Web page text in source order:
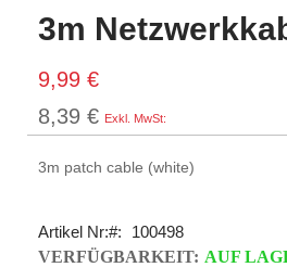
3m
9,99 €
8,39 €
3m patch cable (white)
Artikel Nr:
100498
VERFÜGBARKEIT: AUF